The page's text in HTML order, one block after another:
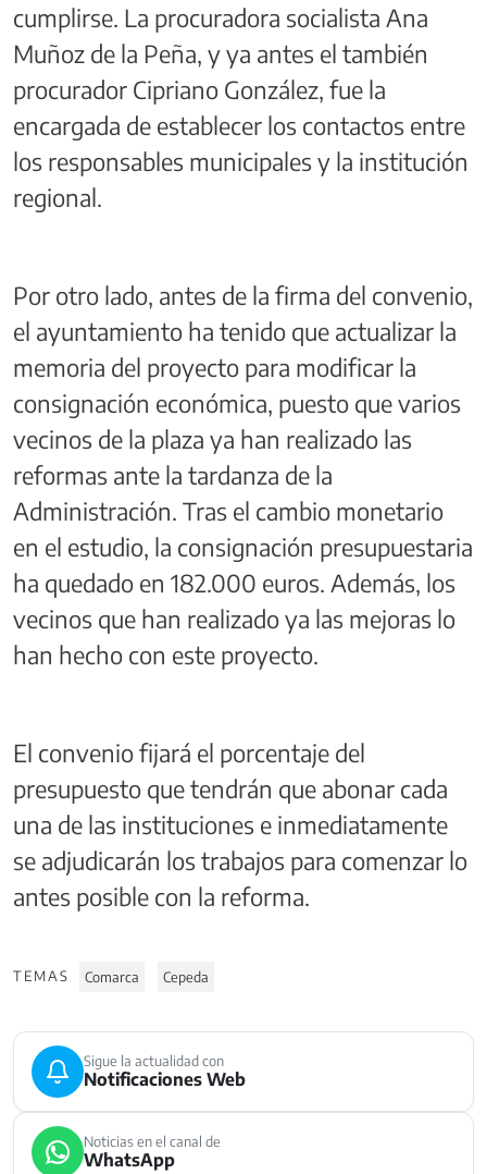
cumplirse. La procuradora socialista Ana
Muñoz de la Peña, y ya antes el también
procurador Cipriano González, fue la
encargada de establecer los contactos entre
los responsables municipales y la institución
regional.
Por otro lado, antes de la firma del convenio,
el ayuntamiento ha tenido que actualizar la
memoria del proyecto para modificar la
consignación económica, puesto que varios
vecinos de la plaza ya han realizado las
reformas ante la tardanza de la
Administración. Tras el cambio monetario
en el estudio, la consignación presupuestaria
ha quedado en 182.000 euros. Además, los
vecinos que han realizado ya las mejoras lo
han hecho con este proyecto.
El convenio fijará el porcentaje del
presupuesto que tendrán que abonar cada
una de las instituciones e inmediatamente
se adjudicarán los trabajos para comenzar lo
antes posible con la reforma.
TEMAS Comarca Cepeda
Sigue la actualidad con
Notificaciones Web
Noticias en el canal de
WhatsApp